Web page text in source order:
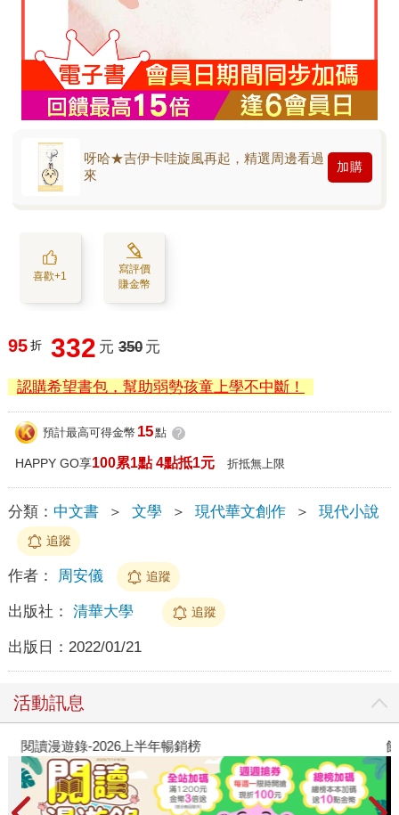
呀哈★吉伊卡哇旋風再起，精選周邊看過
來
加購
喜歡+1
寫評價
賺金幣
95 折 332 元 350 元
認購希望書包，幫助弱勢孩童上學不中斷！
預計最高可得金幣 15點 ?
HAPPY GO享100累1點 4點抵1元 折抵無上限
分類： 中文書 ＞ 文學 ＞ 現代華文創作 ＞ 現代小說
追蹤
作者： 周安儀 追蹤
出版社： 清華大學 追蹤
出版日： 2022/01/21
活動訊息
閱讀漫遊錄-2026上半年暢銷榜